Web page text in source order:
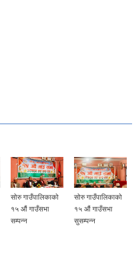
सोरु गाउँपालिकाको
१५ औं गाउँसभा
सम्पन्न
सोरु गाउँपालिकाको
१५ औं गाउँसभा
सुसम्पन्न